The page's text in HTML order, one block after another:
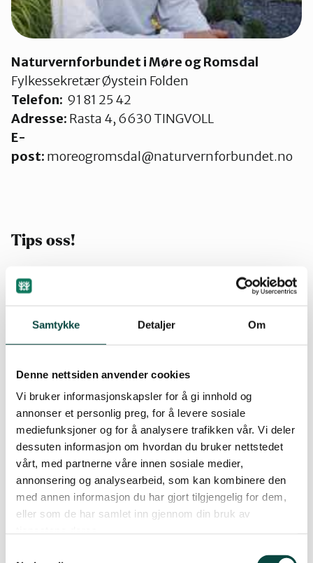
Samtykke Detaljer Om
Denne nettsiden anvender cookies
Vi bruker informasjonskapsler for å gi innhold og
annonser et personlig preg, for å levere sosiale
mediefunksjoner og for å analysere trafikken vår. Vi deler
dessuten informasjon om hvordan du bruker nettstedet
vårt, med partnerne våre innen sosiale medier,
annonsering og analysearbeid, som kan kombinere den
med annen informasjon du har gjort tilgjengelig for dem,
eller som de har samlet inn gjennom din bruk av
Naturvernforbundet i Møre og Romsdal
Fylkessekretær Øystein Folden
Telefon: 91 81 25 42
Adresse: Rasta 4, 6630 TINGVOLL
E-
post: moreogromsdal@naturvernforbundet.no
Tips oss!
Stundom får vi anonyme tips som er vanskelege å
bruke. Vi skjønar at tipsar ikkje vil fram i lyset, og
mykje betre viss vi kan ha ein dialog med tipsar.
Vi bruker aldri namn på tipsar i ei sak utan at
tipsar har gitt oss løyve til det.
Difor køyrer vi ein del saker i regi av
Naturvernforbundet og eventuelle foto vi blir
samde om kan nyttast vil få fotograf
Naturvernforbundet, eventuelt NN.
Difor vil vi rå til at tips blir sendt oss med
kontaktopplysningar også i saker der tipsar vil